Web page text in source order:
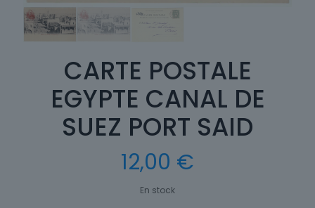
CARTE POSTALE
EGYPTE CANAL DE
SUEZ PORT SAID
12,00 €
En stock